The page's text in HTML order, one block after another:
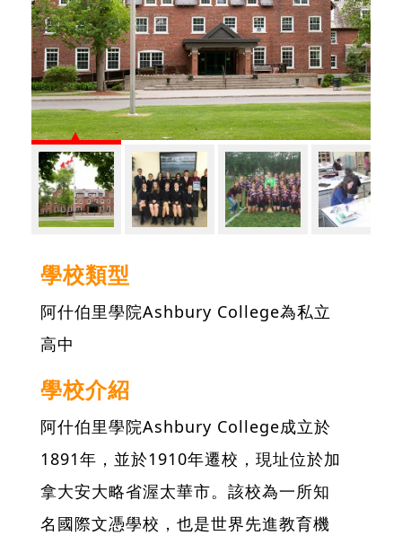
學校類型
阿什伯里學院Ashbury College為私立
高中
學校介紹
阿什伯里學院Ashbury College成立於
1891年，並於1910年遷校，現址位於加
拿大安大略省渥太華市。該校為一所知
名國際文憑學校，也是世界先進教育機